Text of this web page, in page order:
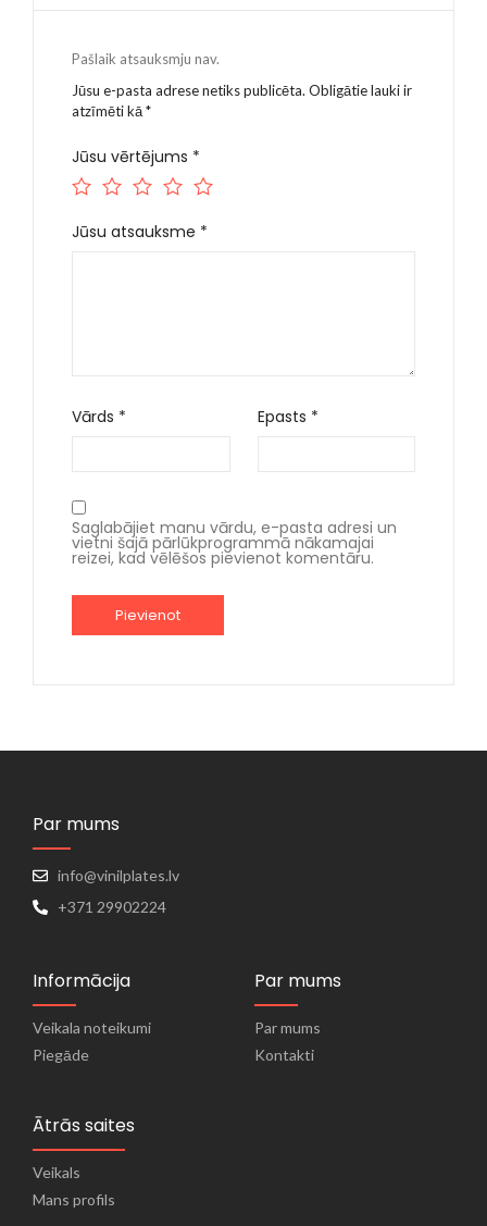
Pašlaik atsauksmju nav.
Jūsu e-pasta adrese netiks publicēta. Obligātie lauki ir
atzīmēti kā*
Jūsu vērtējums *
Jūsu atsauksme *
Vārds * Epasts *
Saglabājiet manu vārdu, e-pasta adresi un
vietni šajā pārlūkprogrammā nākamajai
reizei, kad vēlēšos pievienot komentāru.
Par mums
info@vinilplates.lv
+371 29902224
Informācija
Veikala noteikumi
Piegāde
Par mums
Par mums
Kontakti
Ātrās saites
Veikals
Mans profils